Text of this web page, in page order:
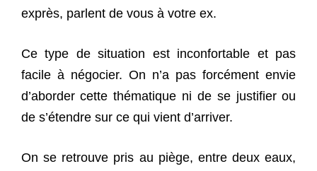
exprès, parlent de vous à votre ex.
Ce type de situation est inconfortable et pas
facile à négocier. On n’a pas forcément envie
d’aborder cette thématique ni de se justifier ou
de s’étendre sur ce qui vient d’arriver.
On se retrouve pris au piège, entre deux eaux,